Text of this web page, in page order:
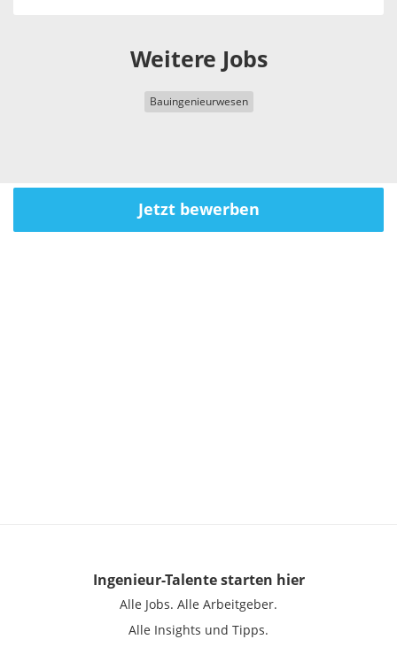
Weitere Jobs
Bauingenieurwesen
Jetzt bewerben
Ingenieur-Talentestarten hier
Alle Jobs. Alle Arbeitgeber.
Alle Insights und Tipps.